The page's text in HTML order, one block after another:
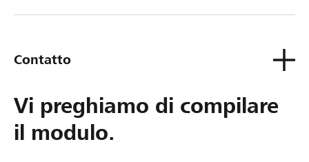
Contatto
Vi preghiamo di compilare
il modulo.